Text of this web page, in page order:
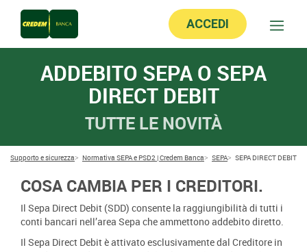
ACCEDI
ADDEBITO SEPA O SEPA
DIRECT DEBIT
TUTTE LE NOVITÀ
Supporto e sicurezza Normativa SEPA e PSD2 | Credem Banca SEPA SEPA DIRECT DEBIT
COSA CAMBIA PER I CREDITORI.
Il Sepa Direct Debit (SDD) consente la raggiungibilità di tutti i
conti bancari nell’area Sepa che ammettono addebito diretto.
Il Sepa Direct Debit è attivato esclusivamente dal Creditore in